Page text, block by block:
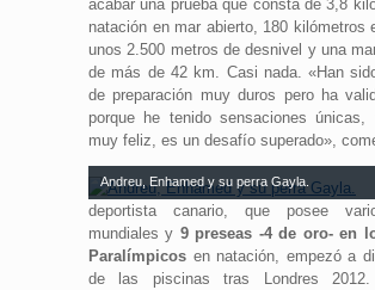
acabar una prueba que consta de 3,8
natación en mar abierto, 180 kilómetros
unos 2.500 metros de desnivel y una
de más de 42 km. Casi nada. «Han
de preparación muy duros pero ha
porque he tenido sensaciones únicas,
muy feliz, es un desafío superado»,
Andreu, Enhamed y su perra Gayla.
deportista canario, que posee
mundiales y 9 preseas -4 de oro- en
Paralímpicos en natación, empezó a
de las piscinas tras Londres